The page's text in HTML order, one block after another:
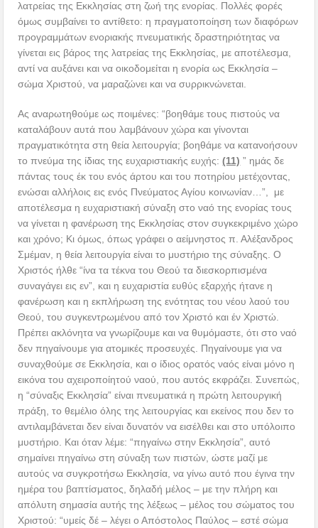
λατρείας της Εκκλησίας στη ζωή της ενορίας. Πολλές φορές
όμως συμβαίνει το αντίθετο: η πραγματοποίηση των διαφόρων
προγραμμάτων ενοριακής πνευματικής δραστηριότητας να
γίνεται εις βάρος της λατρείας της Εκκλησίας, με αποτέλεσμα,
αντί να αυξάνει και να οικοδομείται η ενορία ως Εκκλησία –
σώμα Χριστού, να μαραζώνει και να συρρικνώνεται.
Ας αναρωτηθούμε ως ποιμένες: “βοηθάμε τους πιστούς να
καταλάβουν αυτά που λαμβάνουν χώρα και γίνονται
πραγματικότητα στη θεία λειτουργία; βοηθάμε να κατανοήσουν
το πνεύμα της ίδιας της ευχαριστιακής ευχής:(11) ” ημάς δε
πάντας τους έκ του ενός άρτου και του ποτηρίου μετέχοντας,
ενώσαι αλλήλοις εις ενός Πνεύματος Αγίου κοινωνίαν…”, με
αποτέλεσμα η ευχαριστιακή σύναξη στο ναό της ενορίας τους
να γίνεται η φανέρωση της Εκκλησίας στον συγκεκριμένο χώρο
και χρόνο; Κι όμως, όπως γράφει ο αείμνηστος π. Αλέξανδρος
Σμέμαν, η θεία λειτουργία είναι το μυστήριο της σύναξης. Ο
Χριστός ήλθε “ίνα τα τέκνα του Θεού τα διεσκορπισμένα
συναγάγει εις εν”, και η ευχαριστία ευθύς εξαρχής ήτανε η
φανέρωση και η εκπλήρωση της ενότητας του νέου λαού του
Θεού, του συγκεντρωμένου από τον Χριστό και έν Χριστώ.
Πρέπει ακλόνητα να γνωρίζουμε και να θυμόμαστε, ότι στο ναό
δεν πηγαίνουμε για ατομικές προσευχές. Πηγαίνουμε για να
συναχθούμε σε Εκκλησία, και ο ίδιος ορατός ναός είναι μόνο η
εικόνα του αχειροποίητού ναού, που αυτός εκφράζει. Συνεπώς,
η “σύναξις Εκκλησία” είναι πνευματικά η πρώτη λειτουργική
πράξη, το θεμέλιο όλης της λειτουργίας και εκείνος που δεν το
αντιλαμβάνεται δεν είναι δυνατόν να εισέλθει και στο υπόλοιπο
μυστήριο. Και όταν λέμε: “πηγαίνω στην Εκκλησία”, αυτό
σημαίνει πηγαίνω στη σύναξη των πιστών, ώστε μαζί με
αυτούς να συγκροτήσω Εκκλησία, να γίνω αυτό που έγινα την
ημέρα του βαπτίσματος, δηλαδή μέλος – με την πλήρη και
απόλυτη σημασία αυτής της λέξεως – μέλος του σώματος του
Χριστού: “υμείς δέ – λέγει ο Απόστολος Παύλος – εστέ σώμα